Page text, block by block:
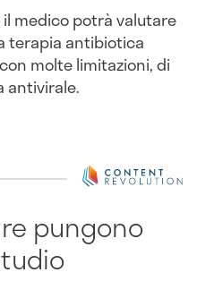
medico potrà valutare
terapia antibiotica
molte limitazioni, di
antivirale.
pungono